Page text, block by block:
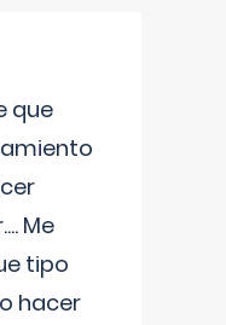
que
Me
tipo
hacer